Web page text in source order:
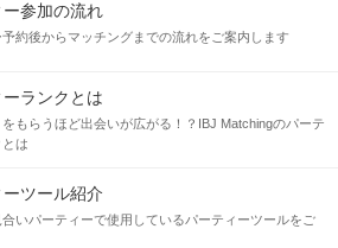
参加の流れ
約後からマッチングまでの流れをご案内します
ランクとは
をもらうほど出会いが広がる！？IBJ Matchingのパーテ
は
ツール紹介
いパーティーで使用しているパーティーツールをご